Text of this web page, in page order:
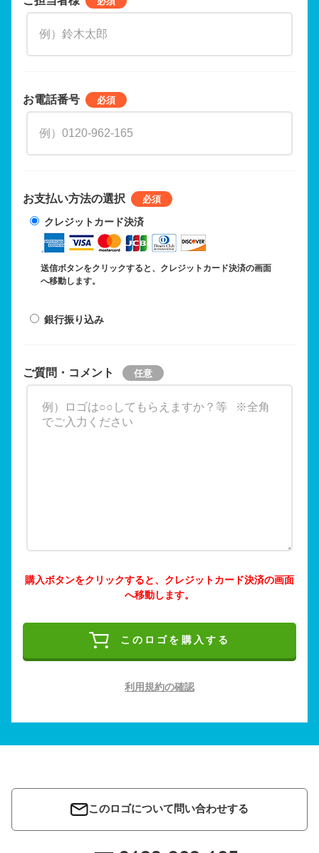
お電話番号
お支払い方法の選択
クレジットカード決済
送信ボタンをクリックすると、クレジットカード決済の画面
へ移動します。
銀行振り込み
ご質問・コメント
購入ボタンをクリックすると、クレジットカード決済の画面
へ移動します。
このロゴを購入する
利用規約の確認
このロゴについて問い合わせする